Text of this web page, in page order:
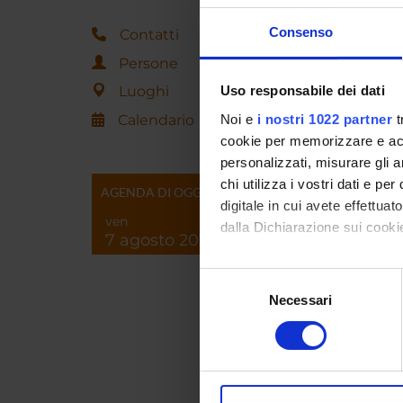
Consenso
Uso responsabile dei dati
Noi e i nostri 1022 partner
cookie per memorizzare e
personalizzati, misurare gli
chi utilizza i vostri dati e per
digitale in cui avete
dalla Dichiarazione sui
Con il tuo consenso,
raccogliere
digitali).
modificare o ritirare il tuo
Necessari
Contatti
Persone
Luoghi
Calendario
AGENDA DI OGGI
ven
7 agosto 2026
Il
2026 è
Hall